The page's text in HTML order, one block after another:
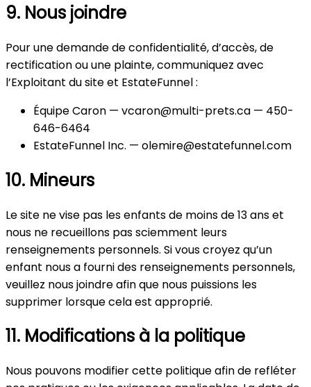
9. Nous joindre
Pour une demande de confidentialité, d’accès, de
rectification ou une plainte, communiquez avec
l’Exploitant du site et EstateFunnel :
Équipe Caron — vcaron@multi-prets.ca — 450-
646-6464
EstateFunnel Inc. — olemire@estatefunnel.com
10. Mineurs
Le site ne vise pas les enfants de moins de 13 ans et
nous ne recueillons pas sciemment leurs
renseignements personnels. Si vous croyez qu’un
enfant nous a fourni des renseignements personnels,
veuillez nous joindre afin que nous puissions les
supprimer lorsque cela est approprié.
11. Modifications à la politique
Nous pouvons modifier cette politique afin de refléter